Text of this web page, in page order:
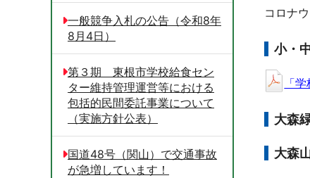
コロナ
小・
「
大森
大森
一般競争入札の公告（令和8年
8月4日）
第３期 東根市学校給食セン
ター維持管理運営等における
包括的民間委託事業について
（実施方針公表）
国道48号（関山）で交通事故
が急増しています！